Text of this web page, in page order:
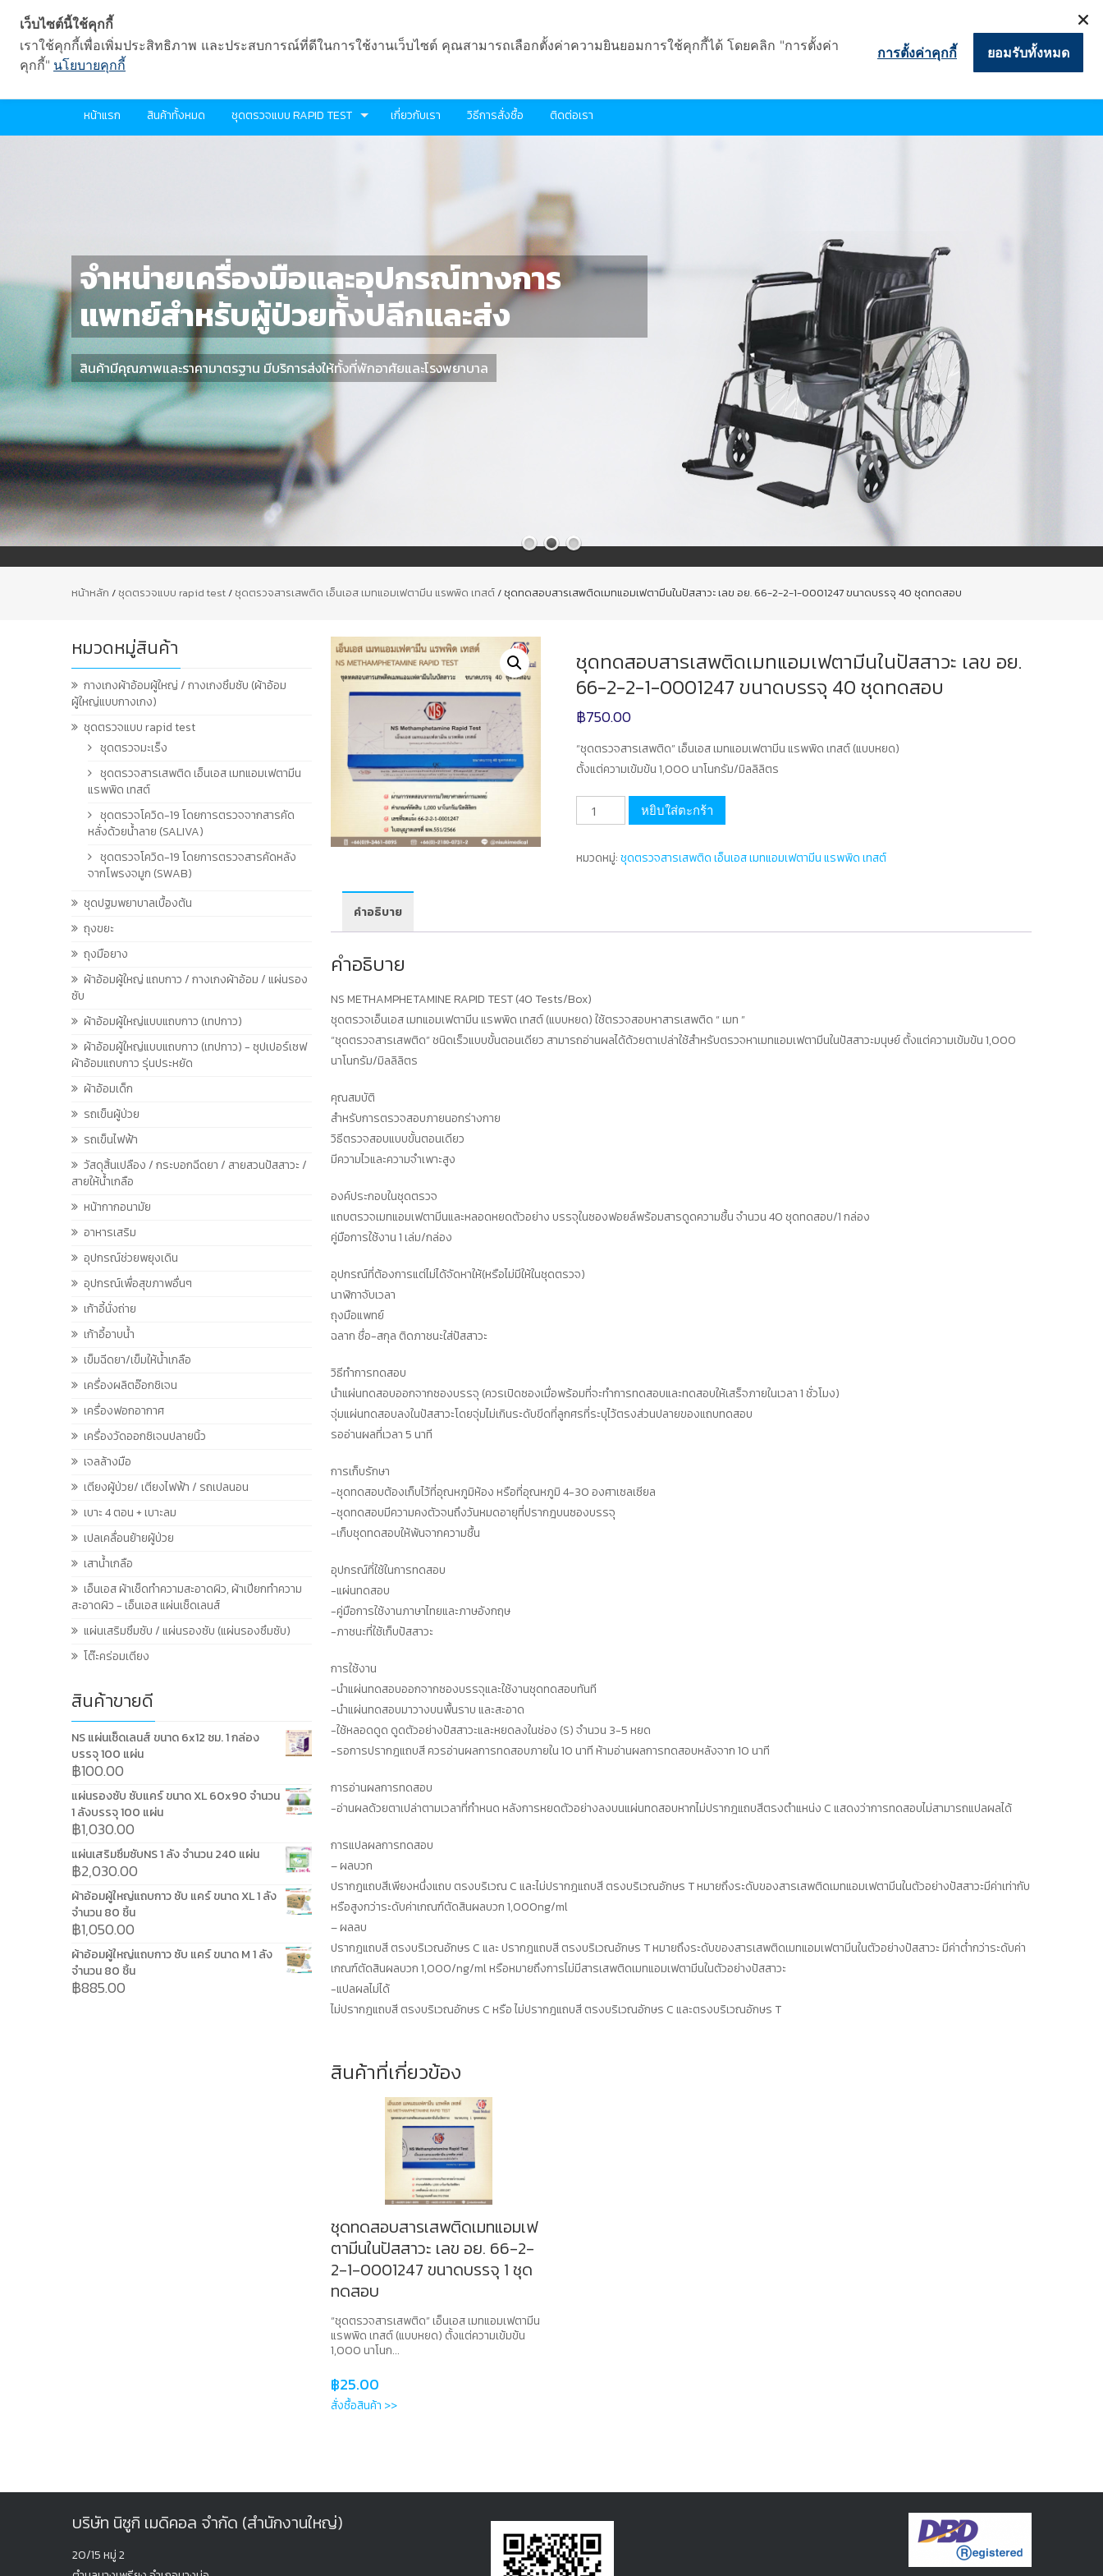
หน้าแรก สินค้าทั้งหมด ชุดตรวจแบบ RAPID TEST เกี่ยวกับเรา วิธีการสั่งซื้อ ติดต่อเรา
จำหน่ายเครื่องมือและอุปกรณ์ทางการ
แพทย์สำหรับผู้ป่วยทั้งปลีกและส่ง
สินค้ามีคุณภาพและราคามาตรฐาน มีบริการส่งให้ทั้งที่พักอาศัยและโรงพยาบาล
หน้าหลัก /ชุดตรวจแบบ rapid test/ชุดตรวจสารเสพติด เอ็นเอส เมทแอมเฟตามีน แรพพิด เทสต์/ ชุดทดสอบสารเสพติดเมทแอมเฟตามีนในปัสสาวะ เลข อย. 66-2-2-1-0001247 ขนาดบรรจุ 40 ชุดทดสอบ
ชุดทดสอบสารเสพติดเมทแอมเฟตามีนในปัสสาวะ เลข อย.
66-2-2-1-0001247 ขนาดบรรจุ 40 ชุดทดสอบ
฿750.00
“ชุดตรวจสารเสพติด” เอ็นเอส เมทแอมเฟตามีน แรพพิด เทสต์ (แบบหยด)
ตั้งแต่ความเข้มข้น 1,000 นาโนกรัม/มิลลิลิตร
จำนวน
ชุด
สาร
เมท
ขนาด
ชุด
หยิบใส่ตะกร้า
หมวดหมู่:ชุดตรวจสารเสพติด เอ็นเอส เมทแอมเฟตามีน แรพพิด เทสต์
คำอธิบาย
คำอธิบาย
NS METHAMPHETAMINE RAPID TEST (40 Tests/Box)
ชุดตรวจเอ็นเอส เมทแอมเฟตามีน แรพพิด เทสต์ (แบบหยด) ใช้ตรวจสอบหาสารเสพติด “ เมท ”
“ชุดตรวจสารเสพติด” ชนิดเร็วแบบขั้นตอนเดียว สามารถอ่านผลได้ด้วยตาเปล่าใช้สำหรับตรวจหาเมทแอมเฟตามีนในปัสสาวะมนุษย์ ตั้งแต่ความเข้มข้น 1,000
นาโนกรัม/มิลลิลิตร
คุณสมบัติ
สำหรับการตรวจสอบภายนอกร่างกาย
วิธีตรวจสอบแบบขั้นตอนเดียว
มีความไวและความจำเพาะสูง
องค์ประกอบในชุดตรวจ
แถบตรวจเมทแอมเฟตามีนและหลอดหยดตัวอย่าง บรรจุในซองฟอยล์พร้อมสารดูดความชื้น จำนวน 40 ชุดทดสอบ/1 กล่อง
คู่มือการใช้งาน 1 เล่ม/กล่อง
อุปกรณ์ที่ต้องการแต่ไม่ได้จัดหาให้(หรือไม่มีให้ในชุดตรวจ)
นาฬิกาจับเวลา
ถุงมือแพทย์
ฉลาก ชื่อ-สกุล ติดภาชนะใส่ปัสสาวะ
วิธีทำการทดสอบ
นำแผ่นทดสอบออกจากซองบรรจุ (ควรเปิดซองเมื่อพร้อมที่จะทำการทดสอบและทดสอบให้เสร็จภายในเวลา 1 ชั่วโมง)
จุ่มแผ่นทดสอบลงในปัสสาวะโดยจุ่มไม่เกินระดับขีดที่ลูกศรที่ระบุไว้ตรงส่วนปลายของแถบทดสอบ
รออ่านผลที่เวลา 5 นาที
การเก็บรักษา
-ชุดทดสอบต้องเก็บไว้ที่อุณหภูมิห้อง หรือที่อุณหภูมิ 4-30 องศาเซลเซียล
-ชุดทดสอบมีความคงตัวจนถึงวันหมดอายุที่ปรากฎบนซองบรรจุ
-เก็บชุดทดสอบให้พ้นจากความชื้น
อุปกรณ์ที่ใช้ในการทดสอบ
-แผ่นทดสอบ
-คู่มือการใช้งานภาษาไทยและภาษอังกฤษ
-ภาชนะที่ใช้เก็บปัสสาวะ
การใช้งาน
-นำแผ่นทดสอบออกจากซองบรรจุและใช้งานชุดทดสอบทันที
-นำแผ่นทดสอบมาวางบนพื้นราบ และสะอาด
-ใช้หลอดดูด ดูดตัวอย่างปัสสาวะและหยดลงในช่อง (S) จำนวน 3-5 หยด
-รอการปรากฎแถบสี ควรอ่านผลการทดสอบภายใน 10 นาที ห้ามอ่านผลการทดสอบหลังจาก 10 นาที
การอ่านผลการทดสอบ
-อ่านผลด้วยตาเปล่าตามเวลาที่กำหนด หลังการหยดตัวอย่างลงบนแผ่นทดสอบหากไม่ปรากฎแถบสีตรงตำแหน่ง C แสดงว่าการทดสอบไม่สามารถแปลผลได้
การแปลผลการทดสอบ
– ผลบวก
ปรากฎแถบสีเพียงหนึ่งแถบ ตรงบริเวณ C และไม่ปรากฎแถบสี ตรงบริเวณอักษร T หมายถึงระดับของสารเสพติดเมทแอมเฟตามีนในตัวอย่างปัสสาวะมีค่าเท่ากับ
หรือสูงกว่าระดับค่าเกณฑ์ตัดสินผลบวก 1,000ng/ml
– ผลลบ
ปรากฎแถบสี ตรงบริเวณอักษร C และ ปรากฎแถบสี ตรงบริเวณอักษร T หมายถึงระดับของสารเสพติดเมทแอมเฟตามีนในตัวอย่างปัสสาวะ มีค่าต่ำกว่าระดับค่า
เกณฑ์ตัดสินผลบวก 1,000/ng/ml หรือหมายถึงการไม่มีสารเสพติดเมทแอมเฟตามีนในตัวอย่างปัสสาวะ
-แปลผลไม่ได้
ไม่ปรากฎแถบสี ตรงบริเวณอักษร C หรือ ไม่ปรากฎแถบสี ตรงบริเวณอักษร C และตรงบริเวณอักษร T
สินค้าที่เกี่ยวข้อง
ชุดทดสอบสารเสพติดเมทแอมเฟ
ตามีนในปัสสาวะ เลข อย. 66-2-
2-1-0001247 ขนาดบรรจุ 1 ชุด
ทดสอบ
“ชุดตรวจสารเสพติด” เอ็นเอส เมทแอมเฟตามีน
แรพพิด เทสต์ (แบบหยด) ตั้งแต่ความเข้มข้น
1,000 นาโนก...
฿25.00
สั่งซื้อสินค้า >>
หมวดหมู่สินค้า
กางเกงผ้าอ้อมผู้ใหญ่ / กางเกงซึมซับ (ผ้าอ้อม
ผู้ใหญ่แบบกางเกง)
ชุดตรวจแบบ rapid test
ชุดตรวจมะเร็ง
ชุดตรวจสารเสพติด เอ็นเอส เมทแอมเฟตามีน
แรพพิด เทสต์
ชุดตรวจโควิด-19 โดยการตรวจจากสารคัด
หลั่งด้วยน้ำลาย (SALIVA)
ชุดตรวจโควิด-19 โดยการตรวจสารคัดหลัง
จากโพรงจมูก (SWAB)
ชุดปฐมพยาบาลเบื้องต้น
ถุงขยะ
ถุงมือยาง
ผ้าอ้อมผู้ใหญ่ แถบกาว / กางเกงผ้าอ้อม / แผ่นรอง
ซับ
ผ้าอ้อมผู้ใหญ่แบบแถบกาว (เทปกาว)
ผ้าอ้อมผู้ใหญ่แบบแถบกาว (เทปกาว) - ซุปเปอร์เซฟ
ผ้าอ้อมแถบกาว รุ่นประหยัด
ผ้าอ้อมเด็ก
รถเข็นผู้ป่วย
รถเข็นไฟฟ้า
วัสดุสิ้นเปลือง / กระบอกฉีดยา / สายสวนปัสสาวะ /
สายให้น้ำเกลือ
หน้ากากอนามัย
อาหารเสริม
อุปกรณ์ช่วยพยุงเดิน
อุปกรณ์เพื่อสุขภาพอื่นๆ
เก้าอี้นั่งถ่าย
เก้าอี้อาบน้ำ
เข็มฉีดยา/เข็มให้น้ำเกลือ
เครื่องผลิตอ๊อกซิเจน
เครื่องฟอกอากาศ
เครื่องวัดออกซิเจนปลายนิ้ว
เจลล้างมือ
เตียงผู้ป่วย/ เตียงไฟฟ้า / รถเปลนอน
เบาะ 4 ตอน + เบาะลม
เปลเคลื่อนย้ายผู้ป่วย
เสาน้ำเกลือ
เอ็นเอส ผ้าเช็ดทำความสะอาดผิว, ผ้าเปียกทำความ
สะอาดผิว - เอ็นเอส แผ่นเช็ดเลนส์
แผ่นเสริมซึมซับ / แผ่นรองซับ (แผ่นรองซึมซับ)
โต๊ะคร่อมเตียง
สินค้าขายดี
NS แผ่นเช็ดเลนส์ ขนาด 6x12 ซม. 1 กล่อง
บรรจุ 100 แผ่น
฿100.00
แผ่นรองซับ ซับแคร์ ขนาด XL 60x90 จำนวน
1 ลังบรรจุ 100 แผ่น
฿1,030.00
แผ่นเสริมซึมซับNS 1 ลัง จำนวน 240 แผ่น
฿2,030.00
ผ้าอ้อมผู้ใหญ่แถบกาว ซับ แคร์ ขนาด XL 1 ลัง
จำนวน 80 ชิ้น
฿1,050.00
ผ้าอ้อมผู้ใหญ่แถบกาว ซับ แคร์ ขนาด M 1 ลัง
จำนวน 80 ชิ้น
฿885.00
บริษัท นิซูกิ เมดิคอล จำกัด (สำนักงานใหญ่)
20/15 หมู่ 2
เว็บไซต์นี้ใช้คุกกี้
เราใช้คุกกี้เพื่อเพิ่มประสิทธิภาพ และประสบการณ์ที่ดีในการใช้งานเว็บไซต์ คุณสามารถเลือกตั้งค่าความยินยอมการใช้คุกกี้ได้ โดยคลิก "การตั้งค่า
คุกกี้" นโยบายคุกกี้
ยอมรับทั้งหมด
การตั้งค่าคุกกี้